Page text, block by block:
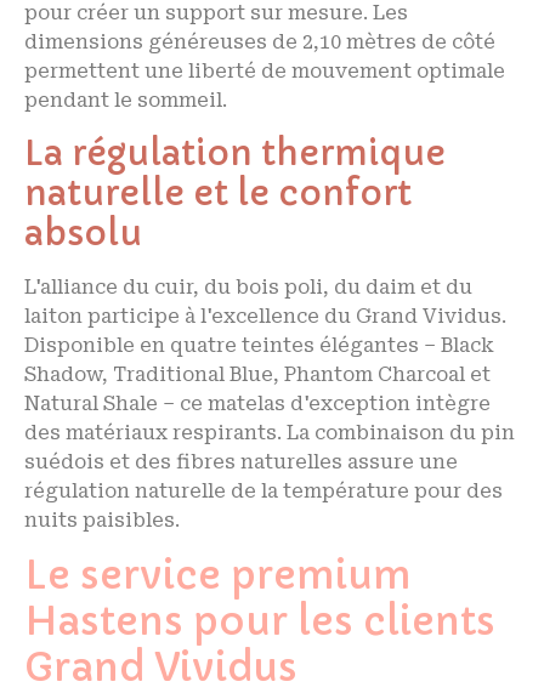
pour créer un support sur mesure. Les
dimensions généreuses de 2,10 mètres de côté
permettent une liberté de mouvement optimale
pendant le sommeil.
La régulation thermique
naturelle et le confort
absolu
L'alliance du cuir, du bois poli, du daim et du
laiton participe à l'excellence du Grand Vividus.
Disponible en quatre teintes élégantes – Black
Shadow, Traditional Blue, Phantom Charcoal et
Natural Shale – ce matelas d'exception intègre
des matériaux respirants. La combinaison du pin
suédois et des fibres naturelles assure une
régulation naturelle de la température pour des
nuits paisibles.
Le service premium
Hastens pour les clients
Grand Vividus